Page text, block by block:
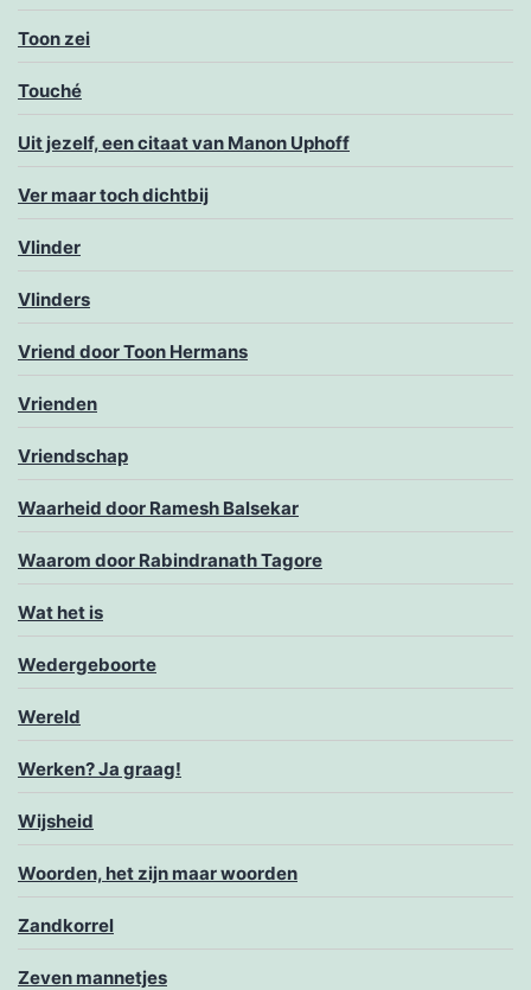
Toon zei
Touché
Uit jezelf, een citaat van Manon Uphoff
Ver maar toch dichtbij
Vlinder
Vlinders
Vriend door Toon Hermans
Vrienden
Vriendschap
Waarheid door Ramesh Balsekar
Waarom door Rabindranath Tagore
Wat het is
Wedergeboorte
Wereld
Werken? Ja graag!
Wijsheid
Woorden, het zijn maar woorden
Zandkorrel
Zeven mannetjes